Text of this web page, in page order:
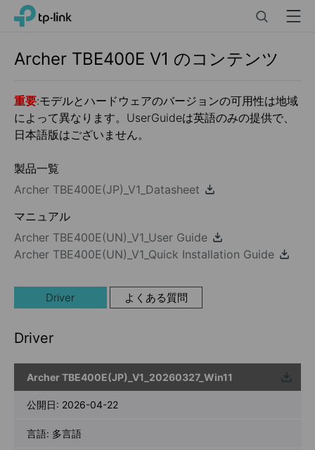
Click
navigation
TP-Link, Reliably Smart Menu
Archer TBE400E V1 のコンテンツ
重要:モデルとハードウェアのバージョンの可用性は地域
によって異なります。UserGuideは英語のみの提供で、
日本語版はございません。
製品一覧
Archer TBE400E(JP)_V1_Datasheet
マニュアル
Archer TBE400E(UN)_V1_User Guide
Archer TBE400E(UN)_V1_Quick Installation Guide
Driver よくある質問
Driver
Archer TBE400E(JP)_V1_20260327_Win11
ウンロ
ード
公開日: 2026-04-22
言語: 多言語